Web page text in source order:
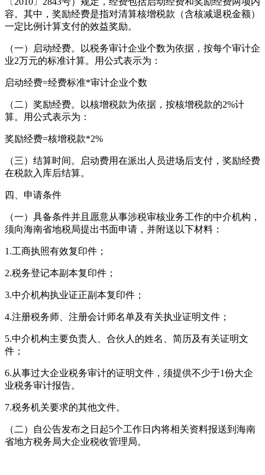
容。其中，奖励经费是指对清算核增税款（含核减退税金额）
一定比例计算支付的效益奖励。
（一）启动经费。以税务审计企业个数为依据，按每个审计企
业2万元的标准计算。用公式表示为：
启动经费=经费标准*审计企业个数
（二）奖励经费。以核增税款为依据，按核增税款的2%计
算。用公式表示为：
奖励经费=核增税款*2%
（三）结算时间。启动费用在派出人员进场后支付，奖励经费
在税款入库后结算。
四、申请条件
（一）具备条件并且愿意从事涉税审核业务工作的中介机构，
须向海南省地税局提出书面申请，并附送以下材料：
1.工商执照有效复印件；
2.税务登记本副本复印件；
3.中介机构执业证正副本复印件；
4.注册税务师、注册会计师名单及有关执业证明文件；
5.中介机构主要负责人、合伙人的姓名、简历及有关证明文
件；
6.从事过大企业税务审计的证明文件，须提供不少于1份大企
业税务审计报告。
7.税务机关要求的其他文件。
（二）自公告发布之日起5个工作日内将相关资料报送到海南
省地方税务局大企业税收管理局。